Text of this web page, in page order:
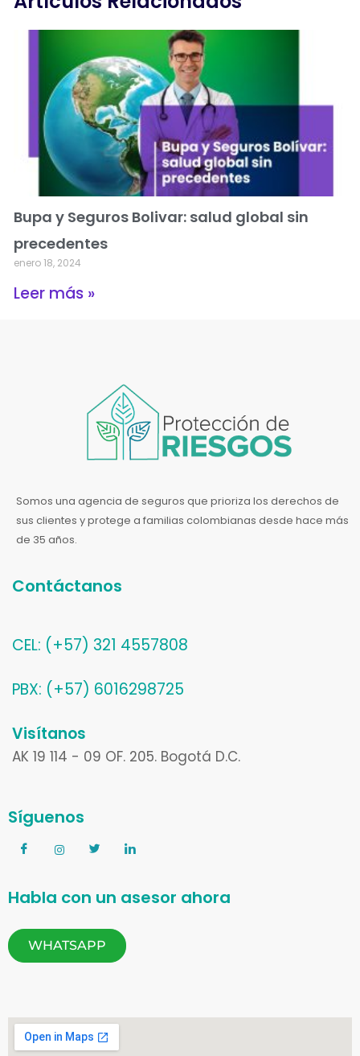
Bupa y Seguros Bolivar: salud global sin
precedentes
enero 18, 2024
Leer más »
Somos una agencia de seguros que prioriza los derechos de
sus clientes y protege a familias colombianas desde hace más
de 35 años.
Contáctanos
CEL: (+57) 321 4557808
PBX: (+57) 6016298725
Visítanos
AK 19 114 - 09 OF. 205. Bogotá D.C.
Síguenos
Habla con un asesor ahora
WHATSAPP